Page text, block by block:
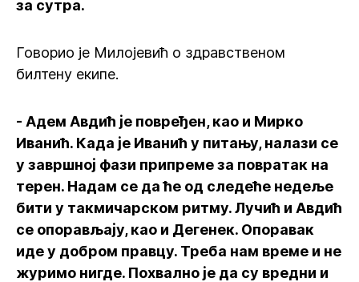
за сутра.
Говорио је Милојевић о здравственом
билтену екипе.
- Адем Авдић је повређен, као и Мирко
Иванић. Када је Иванић у питању, налази се
у завршној фази припреме за повратак на
терен. Надам се да ће од следеће недеље
бити у такмичарском ритму. Лучић и Авдић
се опорављају, као и Дегенек. Опоравак
иде у добром правцу. Треба нам време и не
журимо нигде. Похвално је да су вредни и